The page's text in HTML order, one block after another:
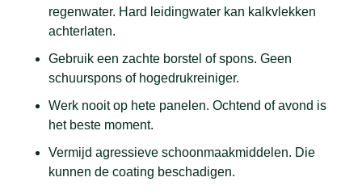
regenwater. Hard leidingwater kan kalkvlekken
achterlaten.
Gebruik een zachte borstel of spons. Geen
schuurspons of hogedrukreiniger.
Werk nooit op hete panelen. Ochtend of avond is
het beste moment.
Vermijd agressieve schoonmaakmiddelen. Die
kunnen de coating beschadigen.